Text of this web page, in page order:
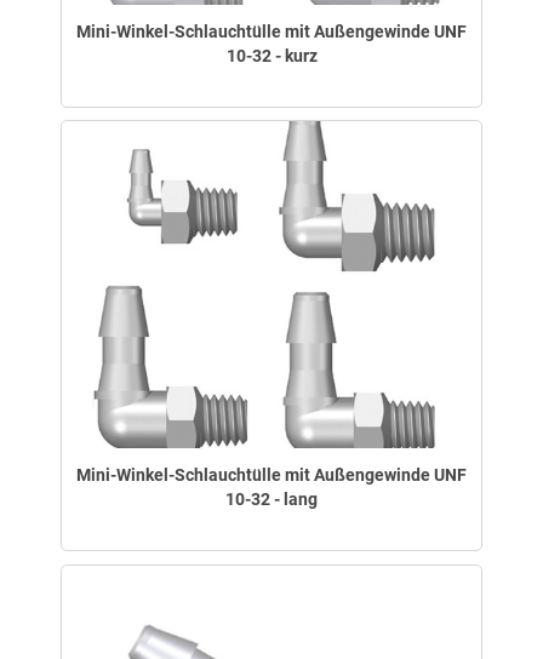
Mini-Winkel-Schlauchtülle mit Außengewinde UNF
10-32 - kurz
Mini-Winkel-Schlauchtülle mit Außengewinde UNF
10-32 - lang